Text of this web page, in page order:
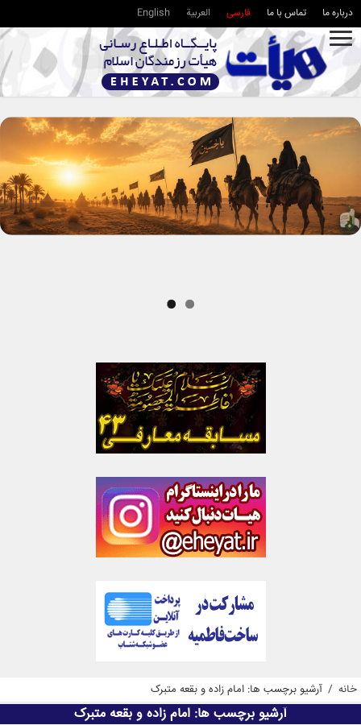
درباره ما تماس با ما فارسی العربية English
خانه / آرشیو برچسب ها: امام زاده و بقعه متبرک
آرشیو برچسب ها: امام زاده و بقعه متبرک